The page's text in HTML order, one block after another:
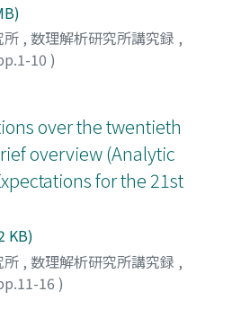
所 , 数理解析研究所講究録 ,
10 )
over the twentieth
overview (Analytic
for the 21st
KB)
所 , 数理解析研究所講究録 ,
16 )